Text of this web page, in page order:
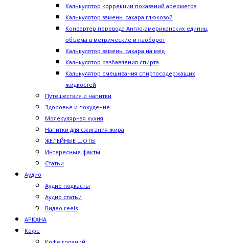
Калькулятор коррекции показаний ареометра
Калькулятор замены сахара глюкозой
Конвертер перевода Англо-американских единиц
объема в метрические и наоборот
Калькулятор замены сахара на мёд
Калькулятор разбавления спирта
Калькулятор смешивания спиртосодержащих
жидкостей
Путешествия и напитки
Здоровье и похудение
Молекулярная кухня
Напитки для сжигания жира
ЖЕЛЕЙНЫЕ ШОТЫ
Интересные факты
Статьи
Аудио
Аудио подкасты
Аудио статьи
Видео reels
АРКАНА
Кофе